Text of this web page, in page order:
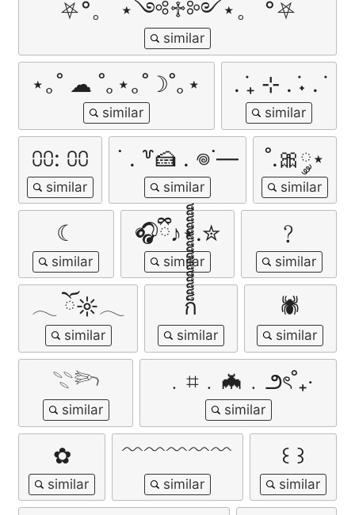
⛧°。 ⋆༺♱༻⋆。 °⛧
⋆｡˚ ☁︎ ˚｡⋆｡˚☽˚｡⋆ . ݁₊ ⊹ . ݁˖ . ݁
⩇⩇: ⩇⩇ ˙ . ꒷🍰 . 𖦹˙— ˚.🎀༘⋆
☾ 🎧ྀི♪⋆.✮ ﹖
𓂃 ོ☼𓂃 ก็็็็็็็็็็็็็็็็ 🕷
𓇢𓆸 ﹒⌗﹒🦇﹒౨ৎ˚₊‧
✿ ﹌﹌﹌﹌﹌ ꒰ ꒱